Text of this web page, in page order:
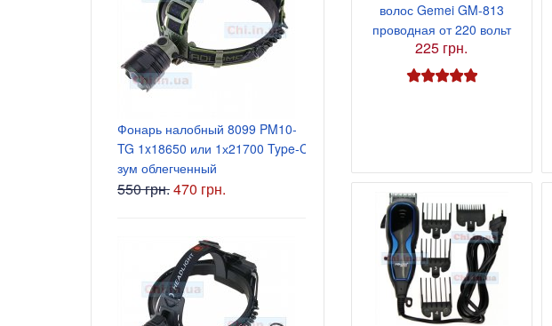
Фонарь налобный 8099 PM10-
TG 1x18650 или 1х21700 Type-C
зум облегченный
550 грн.470 грн.
волос Gemei GM-813
проводная от 220 вольт
225 грн.